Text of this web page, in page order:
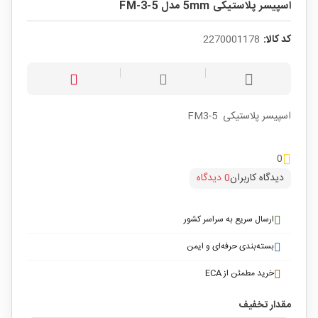
اسپیسر پلاستیکی 5mm مدل FM-3-5
کد کالا: 2270001178
اسپیسر پلاستیکی FM3-5
0
دیدگاه کاربران0 دیدگاه
ارسال سریع به سراسر کشور
بسته‌بندی حرفه‌ای و ایمن
خرید مطمئن از ECA
مقدار تخفیف